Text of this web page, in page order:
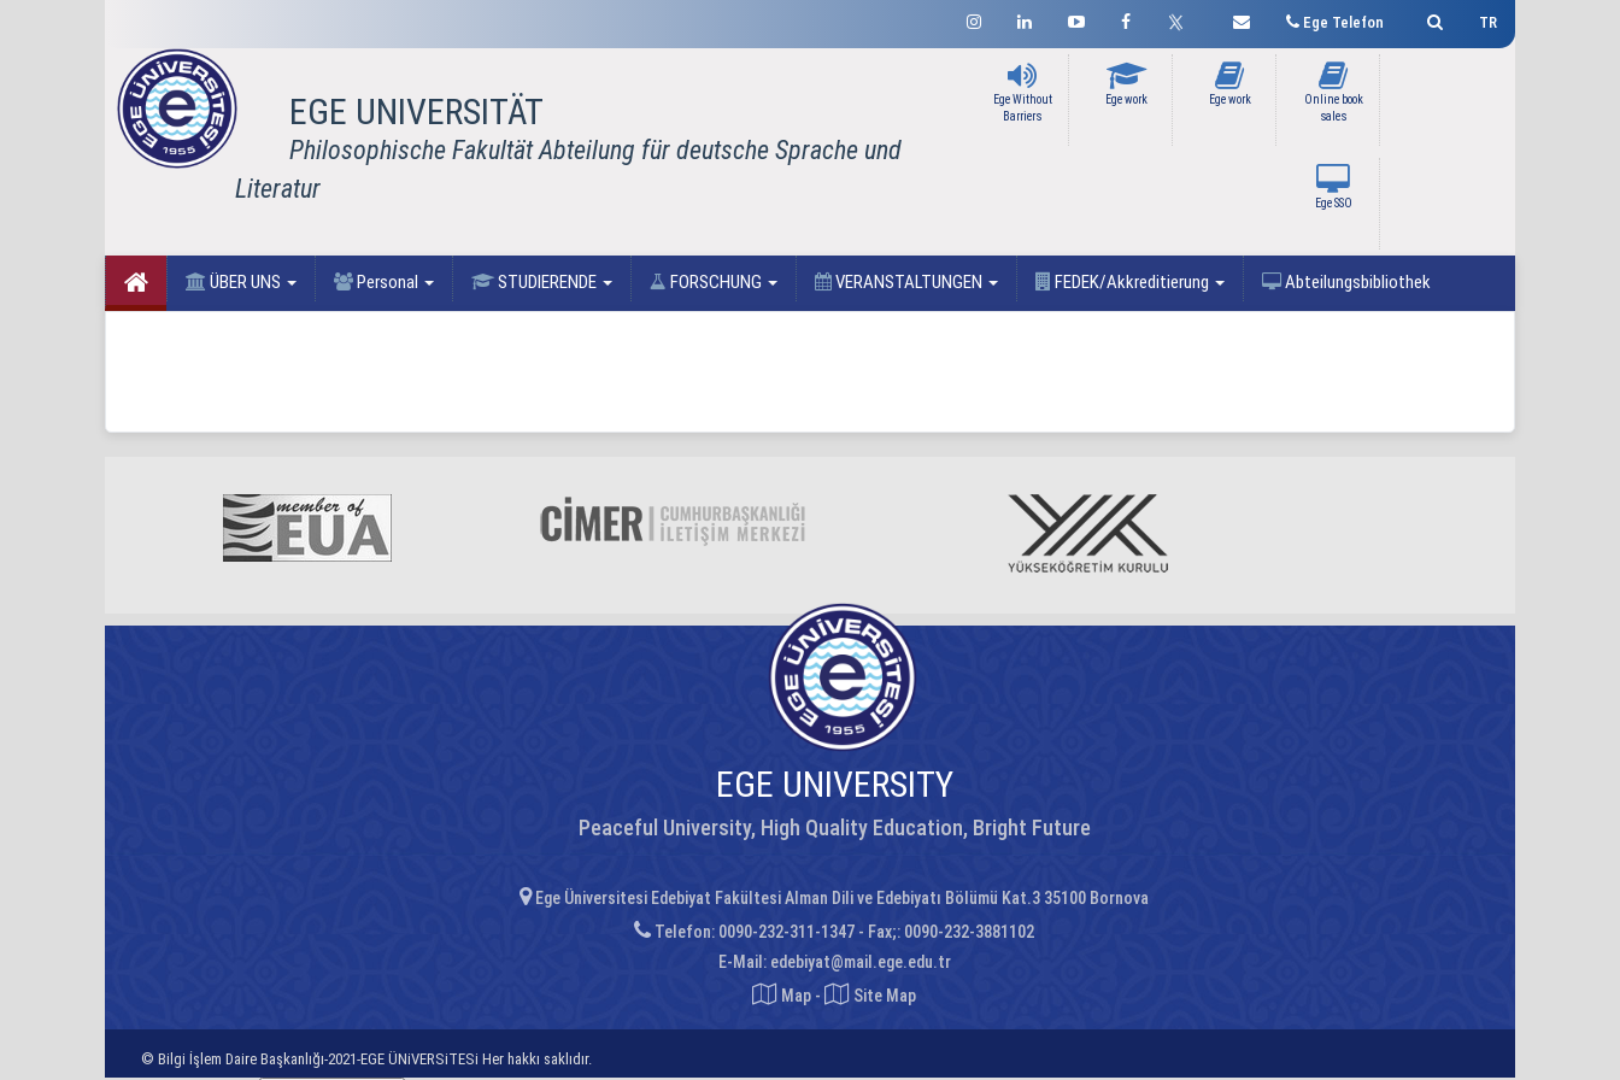
TR
Ege Telefon
EGE UNIVERSITÄT
Philosophische Fakultät Abteilung für deutsche Sprache und
Literatur
Online book
sales
Ege work
Ege work
Ege Without
Barriers
Ege SSO
ÜBER UNS Personal STUDIERENDE FORSCHUNG VERANSTALTUNGEN FEDEK/Akkreditierung Abteilungsbibliothek
EGE UNIVERSITY
Peaceful University, High Quality Education, Bright Future
Ege Üniversitesi Edebiyat Fakültesi Alman Dili ve Edebiyatı Bölümü Kat.3 35100 Bornova
Telefon: 0090-232-311-1347 - Fax;: 0090-232-3881102
E-Mail: edebiyat@mail.ege.edu.tr
Map - Site Map
© Bilgi İşlem Daire Başkanlığı-2021-EGE ÜNiVERSiTESi Her hakkı saklıdır.